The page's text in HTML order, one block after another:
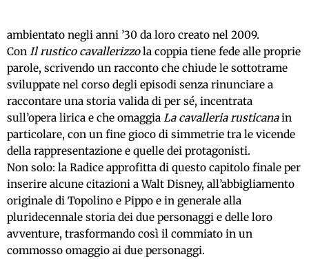
ambientato negli anni ’30 da loro creato nel 2009.
Con Il rustico cavallerizzola coppia tiene fede alle proprie
parole, scrivendo un racconto che chiude le sottotrame
sviluppate nel corso degli episodi senza rinunciare a
raccontare una storia valida di per sé, incentrata
sull’opera lirica e che omaggia La cavalleria rusticanain
particolare, con un fine gioco di simmetrie tra le vicende
della rappresentazione e quelle dei protagonisti.
Non solo: la Radice approfitta di questo capitolo finale per
inserire alcune citazioni a Walt Disney, all’abbigliamento
originale di Topolino e Pippo e in generale alla
pluridecennale storia dei due personaggi e delle loro
avventure, trasformando così il commiato in un
commosso omaggio ai due personaggi.